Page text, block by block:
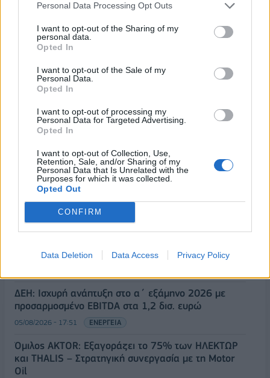
Personal Data Processing Opt Outs
I want to opt-out of the Sharing of my
personal data.
Opted In
I want to opt-out of the Sale of my
Personal Data.
Opted In
I want to opt-out of processing my
Personal Data for Targeted Advertising.
Opted In
I want to opt-out of Collection, Use,
Retention, Sale, and/or Sharing of my
Personal Data that Is Unrelated with the
Purposes for which it was collected.
Opted Out
CONFIRM
Data Deletion Data Access Privacy Policy
ΡΟΗ ΕΙΔΗΣΕΩΝ
Χρηματιστήριο: Πτώση κατά 0,18%, στα 315,71
εκατ. ευρώ ο τζίρος
05/08/2026 - 18:27 ΟΙΚΟΝΟΜΙΑ
διασύνδεση Ελλάδας – Κύπρου
ΔΕΗ: Ισχυρή ανάπτυξη στο α΄ εξάμηνο 2026 με
προσαρμοσμένο EBITDA στα 1,2 δισ. ευρώ
05/08/2026 - 17:51 ΕΝΕΡΓΕΙΑ
Όμιλος AKTOR: Εξαγοράζει το 75% των ΗΛΕΚΤΩΡ
και THALIS – Στρατηγική συνεργασία με τη Motor
Oil